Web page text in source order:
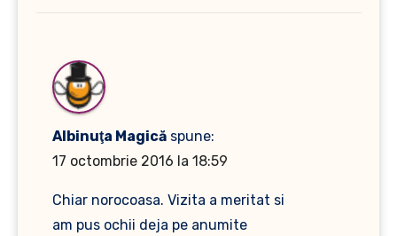
Albinuţa Magică spune:
17 octombrie 2016 la 18:59
Chiar norocoasa. Vizita a meritat si
am pus ochii deja pe anumite